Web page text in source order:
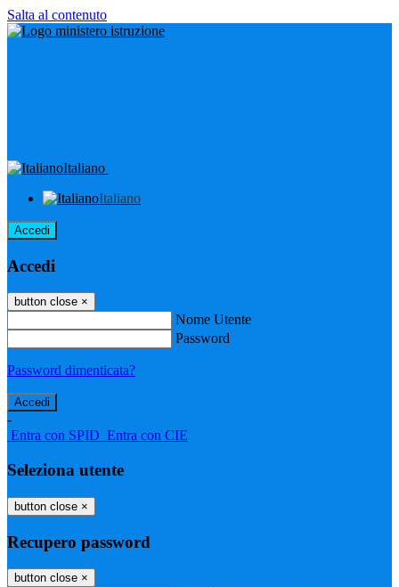
Salta al contenuto
Italiano
Italiano
Accedi
Accedi
button close ×
Nome Utente
Password
Password dimenticata?
-
Entra con SPID Entra con CIE
Seleziona utente
button close ×
Recupero password
button close ×